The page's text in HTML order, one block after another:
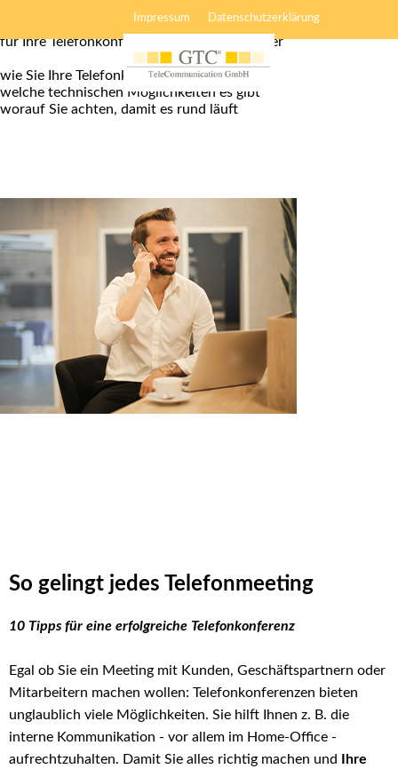
Impressum Datenschutzerklärung
für Ihre Telefonkonferenzen. Erfahren Sie hier
wie Sie Ihre Telefonkonferenz planen
welche technischen Möglichkeiten es gibt
worauf Sie achten, damit es rund läuft
So gelingt jedes Telefonmeeting
10 Tipps für eine erfolgreiche Telefonkonferenz
Egal ob Sie ein Meeting mit Kunden, Geschäftspartnern oder
Mitarbeitern machen wollen: Telefonkonferenzen bieten
unglaublich viele Möglichkeiten. Sie hilft Ihnen z. B. die
interne Kommunikation - vor allem im Home-Office -
aufrechtzuhalten. Damit Sie alles richtig machen und
Ihre